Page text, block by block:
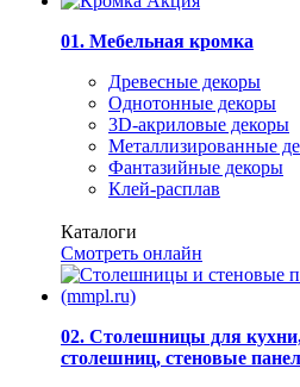
01. Мебельная кромка
Древесные декоры
Однотонные декоры
3D-акриловые декоры
Металлизированные
Фантазийные декоры
Клей-расплав
Каталоги
Смотреть онлайн
02. Столешницы для
столешниц, стеновые